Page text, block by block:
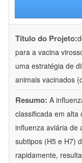
Título do Projeto:
para a vacina
uma estratégia de
animais vacinados
Resumo: A
classificada em alta
influenza aviária de
subtipos (H5 e H7)
rapidamente,